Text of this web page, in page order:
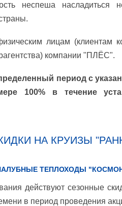
неспеша
лицам
компании "ПЛЁС".
период с
100% в течение
НА КРУИЗЫ
ТЕПЛОХОДЫ
действуют сезонные
в период проведения